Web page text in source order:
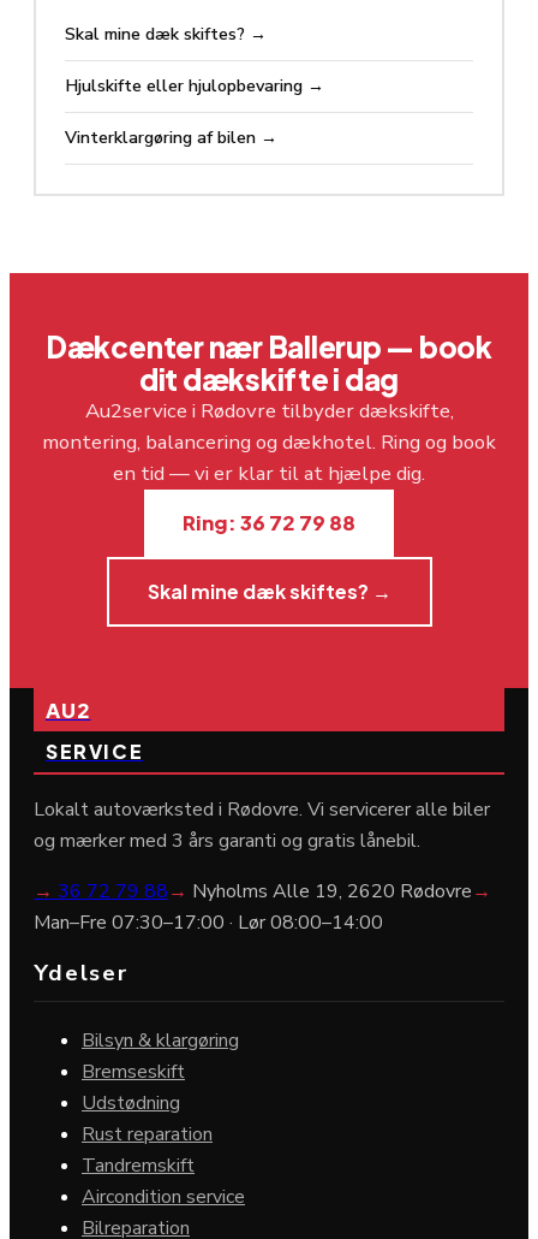
Skal mine dæk skiftes? →
Hjulskifte eller hjulopbevaring →
Vinterklargøring af bilen →
Dækcenter nær Ballerup — book
dit dækskifte i dag
Au2service i Rødovre tilbyder dækskifte,
montering, balancering og dækhotel. Ring og book
en tid — vi er klar til at hjælpe dig.
Ring: 36 72 79 88
Skal mine dæk skiftes? →
AU2
SERVICE
Lokalt autoværksted i Rødovre. Vi servicerer alle biler
og mærker med 3 års garanti og gratis lånebil.
→36 72 79 88→ Nyholms Alle 19, 2620 Rødovre→
Man–Fre 07:30–17:00 · Lør 08:00–14:00
Ydelser
Bilsyn & klargøring
Bremseskift
Udstødning
Rust reparation
Tandremskift
Aircondition service
Bilreparation